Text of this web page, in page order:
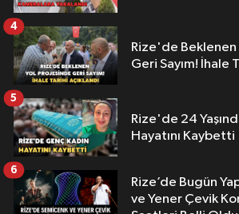
Rize'de Beklenen
Geri Sayım! İhale
4
Rize'de 24
Hayatını Kaybetti
5
Rize’de Bugün
ve Yener Çevik
6